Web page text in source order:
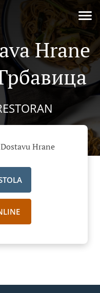
Hrane
Hrane